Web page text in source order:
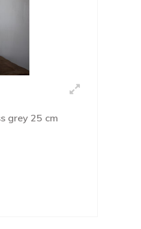
grey 25 cm